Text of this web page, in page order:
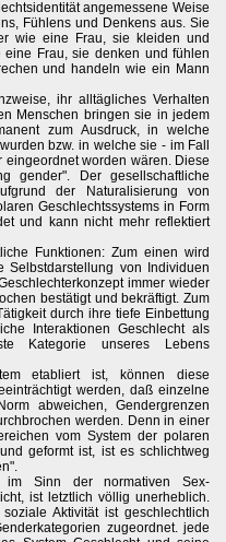
angemessene Weise
Fühlens und Denkens aus. Sie
wie eine Frau, sie kleiden und
Frau, sie denken und fühlen
und handeln wie ein Mann
ihr alltägliches Verhalten
Menschen bringen sie in jedem
zum Ausdruck, in welche
bzw. in welche sie - im Fall
worden wären. Diese
gender". Der gesellschaftliche
der Naturalisierung von
Geschlechtssystems in Form
und kann nicht mehr reflektiert
Funktionen: Zum einen wird
von Individuen
immer wieder
bestätigt und bekräftigt. Zum
durch ihre tiefe Einbettung
Interaktionen Geschlecht als
Kategorie unseres Lebens
etabliert ist, können diese
werden, daß einzelne
abweichen, Gendergrenzen
werden. Denn in einer
vom System der polaren
geformt ist, ist es schlichtweg
Sinn der normativen Sex-
ist letztlich völlig unerheblich.
Aktivität ist geschlechtlich
zugeordnet. jede